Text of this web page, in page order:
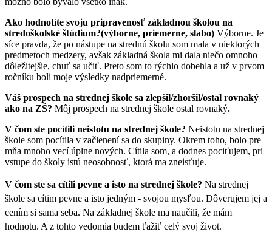
Ako hodnotíte svoju pripravenosť základnou školou na
stredoškolské štúdium?(výborne, priemerne, slabo) Výborne. Je
síce pravda, že po nástupe na strednú školu som mala v niektorých
predmetoch medzery, avšak základná škola mi dala niečo omnoho
dôležitejšie, chuť sa učiť. Preto som to rýchlo dobehla a už v prvom
ročníku boli moje výsledky nadpriemerné.
Váš prospech na strednej škole sa zlepšil/zhoršil/ostal rovnaký
ako na ZŠ? Môj prospech na strednej škole ostal rovnaký.
V čom ste pocítili neistotu na strednej škole? Neistotu na strednej
škole som pocítila v začlenení sa do skupiny. Okrem toho, bolo pre
mňa mnoho vecí úplne nových. Cítila som, a dodnes pociťujem, pri
vstupe do školy istú neosobnosť, ktorá ma zneisťuje.
V čom ste sa cítili pevne a isto na strednej škole? Na strednej
škole sa cítim pevne a isto jedným - svojou mysľou. Dôverujem jej a
cením si sama seba. Na základnej škole ma naučili, že mám
hodnotu. A z tohto vedomia budem ťažiť celý svoj život.